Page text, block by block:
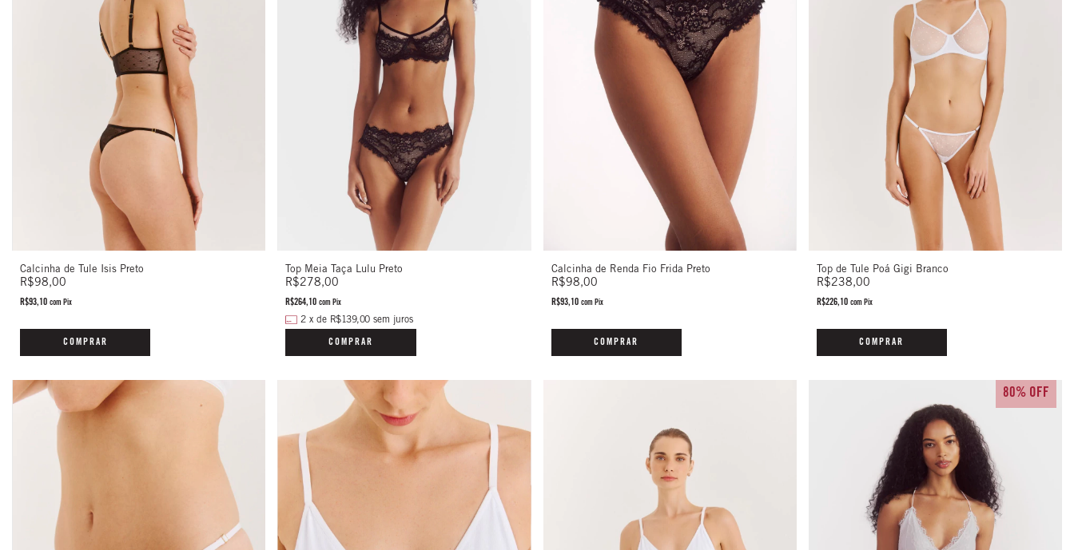
Calcinha de Tule Isis Preto
R$98,00
R$93,10 com Pix
COMPRAR
Top Meia Taça Lulu Preto
R$278,00
R$264,10com Pix
2 x de R$139,00 sem juros
COMPRAR
Calcinha de Renda Fio Frida Preto
R$98,00
R$93,10 com Pix
COMPRAR
Top de Tule Poá Gigi Branco
R$238,00
R$226,10 com Pix
COMPRAR
80% OFF